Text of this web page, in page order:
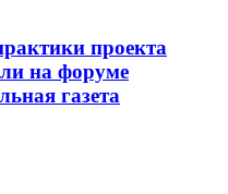
проекта
на форуме
газета